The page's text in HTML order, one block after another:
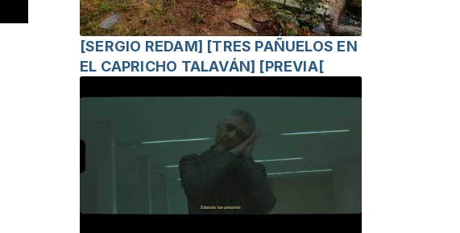
[SERGIO REDAM] [TRES PAÑUELOS EN
EL CAPRICHO TALAVÁN] [PREVIA[